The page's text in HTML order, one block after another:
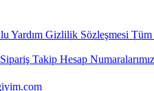
Yardım Gizlilik Sözleşmesi Tüm
Sipariş Takip Hesap Numaralarımız